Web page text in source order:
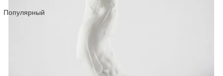
Популярный